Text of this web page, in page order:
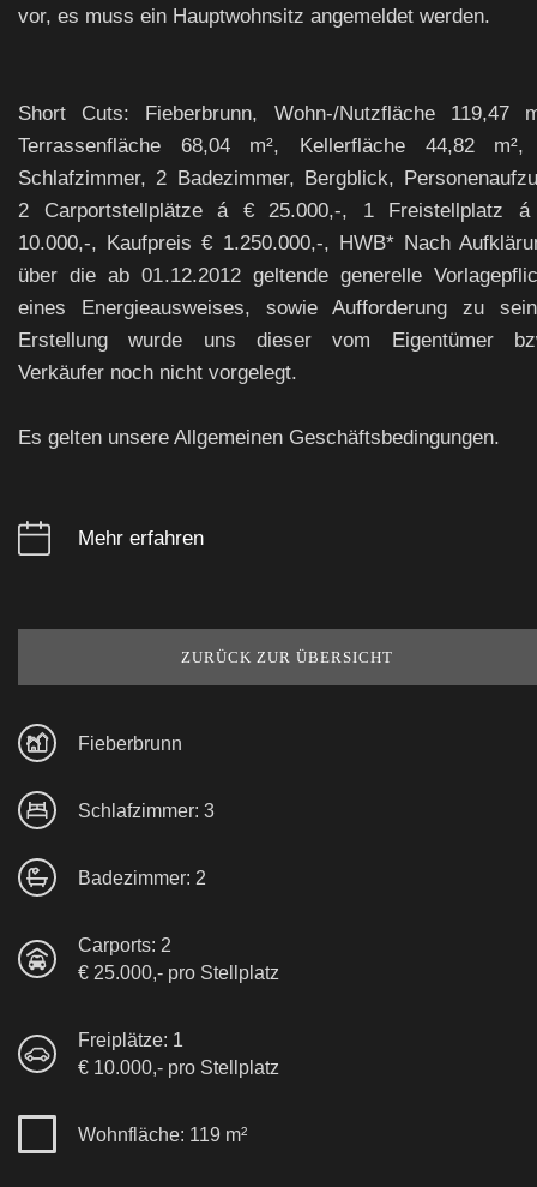
vor, es muss ein Hauptwohnsitz angemeldet werden.
Short Cuts: Fieberbrunn, Wohn-/Nutzfläche 119,47
Terrassenfläche 68,04 m², Kellerfläche 44,82
Schlafzimmer, 2 Badezimmer, Bergblick,
2 Carportstellplätze á € 25.000,-, 1 Freistellplatz
10.000,-, Kaufpreis € 1.250.000,-, HWB* Nach
über die ab 01.12.2012 geltende generelle
eines Energieausweises, sowie Aufforderung zu
Erstellung wurde uns dieser vom Eigentümer
Verkäufer noch nicht vorgelegt.
Es gelten unsere Allgemeinen Geschäftsbedingungen.
Mehr erfahren
ZURÜCK ZUR ÜBERSICHT
Fieberbrunn
Schlafzimmer: 3
Badezimmer: 2
Carports: 2
€ 25.000,- pro Stellplatz
Freiplätze: 1
€ 10.000,- pro Stellplatz
Wohnfläche: 119 m²